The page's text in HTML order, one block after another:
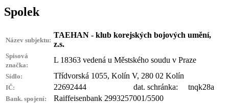
Spolek
Název subjektu:
TAEHAN - klub korejských bojových umění,
z.s.
Spisová
značka:
L 18363 vedená u Městského soudu v Praze
Sídlo: Třídvorská 1055, Kolín V, 280 02 Kolín
IČ: 22692444 dat. schránka: tnqk28a
Bank. spojení: Raiffeisenbank 2993257001/5500